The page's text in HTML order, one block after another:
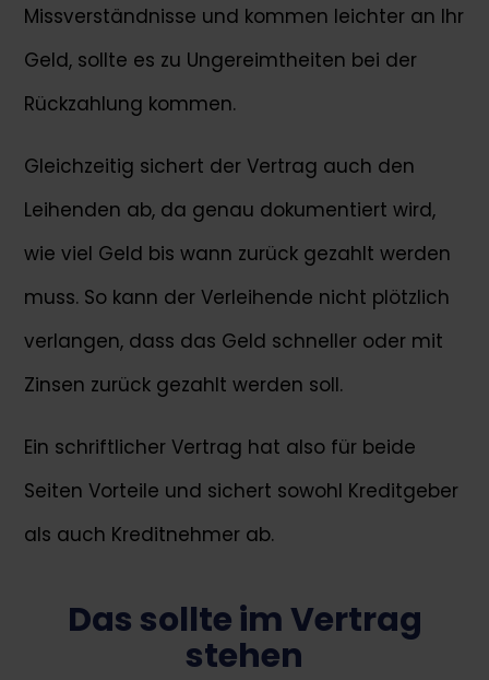
Missverständnisse und kommen leichter an Ihr
Geld, sollte es zu Ungereimtheiten bei der
Rückzahlung kommen.
Gleichzeitig sichert der Vertrag auch den
Leihenden ab, da genau dokumentiert wird,
wie viel Geld bis wann zurück gezahlt werden
muss. So kann der Verleihende nicht plötzlich
verlangen, dass das Geld schneller oder mit
Zinsen zurück gezahlt werden soll.
Ein schriftlicher Vertrag hat also für beide
Seiten Vorteile und sichert sowohl Kreditgeber
als auch Kreditnehmer ab.
Das sollte im Vertrag
stehen